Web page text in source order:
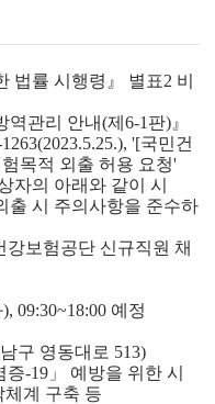
법률 시행령』 별표2 비
관리 안내(제6-1판)』
'[국민건
목적 외출 허용 요청'
자의 아래와 같이 시
출 시 주의사항을 준수하
강보험공단 신규직원 채
09:30~18:00 예정
구 영동대로 513)
-19」 예방을 위한 시
체계 구축 등